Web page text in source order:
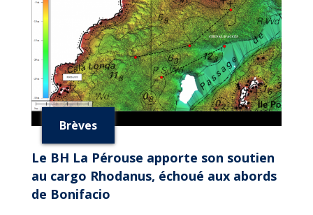
HAUTE
PRÉCISION
DU
RELIEF
SOUS-
MARIN
DE
Brèves
Le BH La Pérouse apporte son soutien
au cargo Rhodanus, échoué aux abords
de Bonifacio